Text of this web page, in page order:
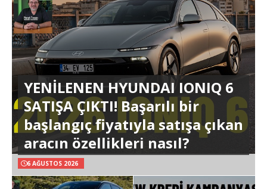
YENİLENEN HYUNDAI IONIQ 6
SATIŞA ÇIKTI! Başarılı bir
başlangıç fiyatıyla satışa çıkan
aracın özellikleri nasıl?
6 AĞUSTOS 2026